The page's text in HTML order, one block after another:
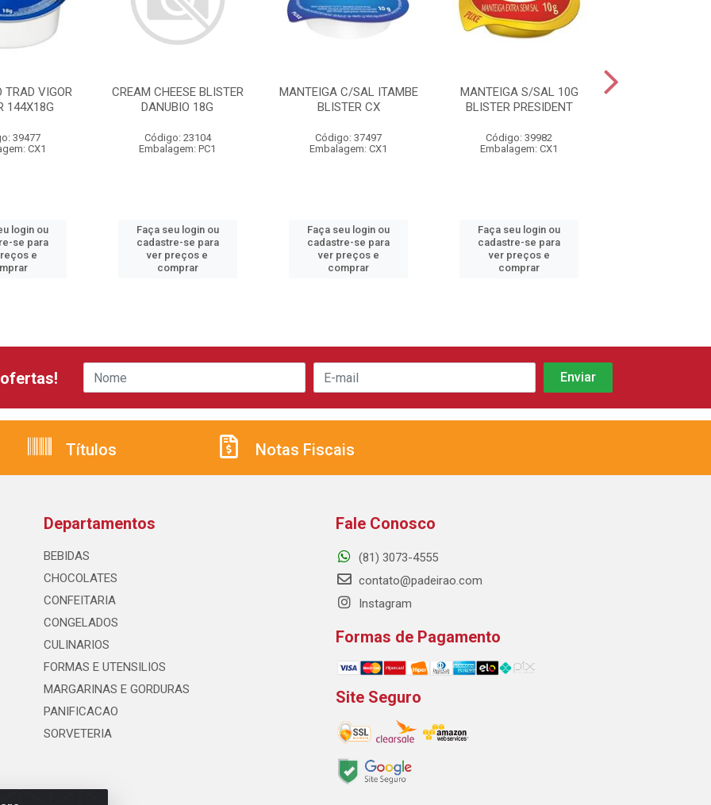
TRAD VIGOR
144X18G
39477
CX1
login ou
se para
e
CREAM CHEESE BLISTER
DANUBIO 18G
Código: 23104
Embalagem: PC1
Faça seu login ou
cadastre-se para
ver preços e
comprar
MANTEIGA C/SAL ITAMBE
BLISTER CX
Código: 37497
Embalagem: CX1
Faça seu login ou
cadastre-se para
ver preços e
comprar
MANTEIGA S/SAL 10G
BLISTER PRESIDENT
Código: 39982
Embalagem: CX1
Faça seu login ou
cadastre-se para
ver preços e
comprar
Títulos Notas Fiscais
Departamentos
BEBIDAS
CHOCOLATES
CONFEITARIA
CONGELADOS
CULINARIOS
FORMAS E UTENSILIOS
MARGARINAS E GORDURAS
PANIFICACAO
SORVETERIA
Fale Conosco
(81) 3073-4555
contato@padeirao.com
Instagram
Formas de Pagamento
Site Seguro